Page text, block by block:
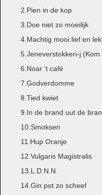
2.Pien in de kop
3.Doe niet zo moeilijk
4.Machtig mooi lief en
5.Jeneverstokkeri-j (Kom
6.Noar 't café
7.Godverdomme
8.Tied kwiet
9.In de brand uut de
10.Smoksen
11.Hup Oranje
12.Vulgaris Magistralis
13.L.D.N.N.
14.Gin pot zo scheef